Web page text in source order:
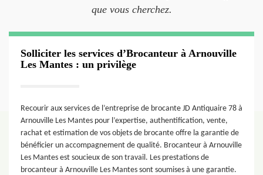
que vous cherchez.
Solliciter les services d’Brocanteur à Arnouville
Les Mantes : un privilège
Recourir aux services de l’entreprise de brocante JD Antiquaire 78 à
Arnouville Les Mantes pour l’expertise, authentification, vente,
rachat et estimation de vos objets de brocante offre la garantie de
bénéficier un accompagnement de qualité. Brocanteur à Arnouville
Les Mantes est soucieux de son travail. Les prestations de
brocanteur à Arnouville Les Mantes sont soumises à une garantie.